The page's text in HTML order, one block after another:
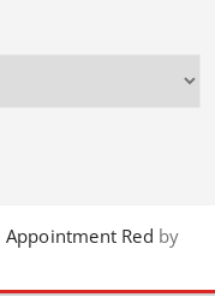
Appointment Red by